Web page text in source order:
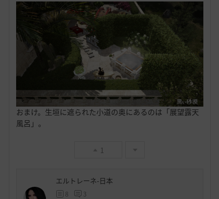
おまけ。生垣に遮られた小道の奥にあるのは「展望露天
風呂」。
1
エルトレーネ-日本
8 3